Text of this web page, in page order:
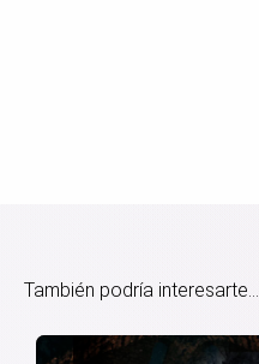
También podría interesarte...